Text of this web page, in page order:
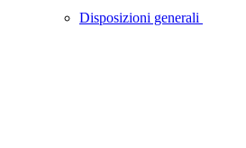
Disposizioni generali